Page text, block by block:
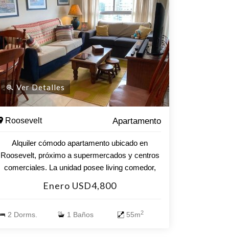
Ver Detalles
Roosevelt Apartamento
Alquiler cómodo apartamento ubicado en
Roosevelt, próximo a supermercados y centros
comerciales. La unidad posee living comedor,
Asimismo, posee garage. El edificio cuenta con
exterior e interior climatizada, gimnasio, sauna,
Enero USD4,800
2 Dorms. 1 Baños 55m2